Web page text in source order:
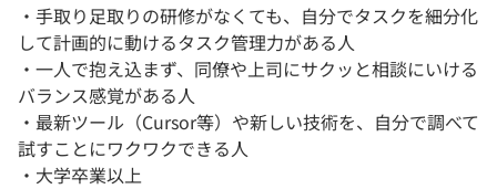
・手取り足取りの研修がなくても、自分でタスクを細分化
して計画的に動けるタスク管理力がある人
・一人で抱え込まず、同僚や上司にサクッと相談にいける
バランス感覚がある人
・最新ツール（Cursor等）や新しい技術を、自分で調べて
試すことにワクワクできる人
・大学卒業以上